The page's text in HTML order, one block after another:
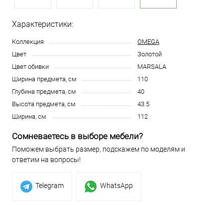
Характеристики:
Коллекция
OMEGA
Цвет
Золотой
Цвет обивки
MARSALA
Ширина предмета, см
110
Глубина предмета, см
40
Высота предмета, см
43.5
Ширина, см
112
Сомневаетесь в выборе мебели?
Поможем выбрать размер, подскажем по моделям и
ответим на вопросы!
Telegram WhatsApp